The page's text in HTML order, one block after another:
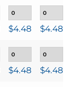
$4.48 $4.48
$4.48 $4.48